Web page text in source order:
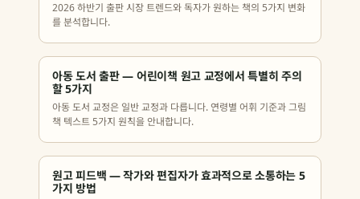
2026 하반기 출판 시장 트렌드와 독자가 원하는 책의 5가지 변화
를 분석합니다.
아동 도서 출판 — 어린이책 원고 교정에서 특별히 주의
할 5가지
아동 도서 교정은 일반 교정과 다릅니다. 연령별 어휘 기준과 그림
책 텍스트 5가지 원칙을 안내합니다.
원고 피드백 — 작가와 편집자가 효과적으로 소통하는 5
가지 방법